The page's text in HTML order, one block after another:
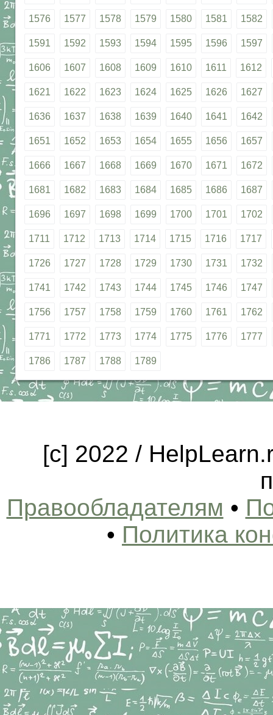
1576 1577 1578 1579 1580 1581 1582
1591 1592 1593 1594 1595 1596 1597
1606 1607 1608 1609 1610 1611 1612
1621 1622 1623 1624 1625 1626 1627
1636 1637 1638 1639 1640 1641 1642
1651 1652 1653 1654 1655 1656 1657
1666 1667 1668 1669 1670 1671 1672
1681 1682 1683 1684 1685 1686 1687
1696 1697 1698 1699 1700 1701 1702
1711 1712 1713 1714 1715 1716 1717
1726 1727 1728 1729 1730 1731 1732
1741 1742 1743 1744 1745 1746 1747
1756 1757 1758 1759 1760 1761 1762
1771 1772 1773 1774 1775 1776 1777
1786 1787 1788 1789
[c] 2022 /
Правообладателям •
• Политика